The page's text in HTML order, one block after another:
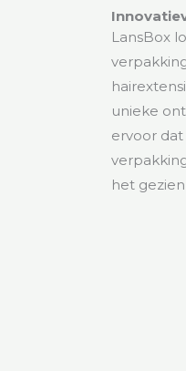
LansBox
unieke
ervoor
het